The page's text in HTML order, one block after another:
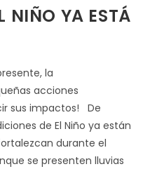
NIÑO YA ESTÁ
la
acciones
sus impactos! De
de El Niño ya están
durante el
se presenten lluvias